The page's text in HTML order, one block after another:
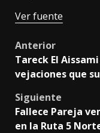
Ver fuente
Post
navigation
Anterior
Tareck El
vejaciones que
Siguiente
Fallece Pareja
en la Ruta 5